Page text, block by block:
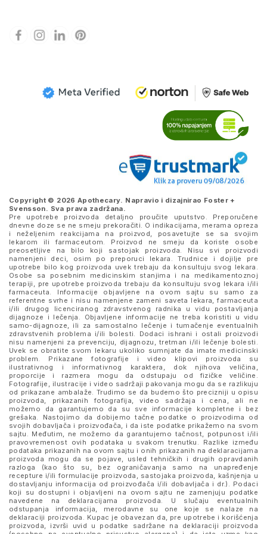
Copyright © 2026 Apothecary. Napravio i dizajnirao Foster +
Svensson. Sva prava zadržana.
Pre upotrebe proizvoda detaljno proučite uputstvo. Preporučene
dnevne doze se ne smeju prekoračiti. O indikacijama, merama opreza
i neželjenim reakcijama na proizvod, posavetujte se sa svojim
lekarom ili farmaceutom. Proizvod ne smeju da koriste osobe
preosetljive na bilo koji sastojak proizvoda. Nisu svi proizvodi
namenjeni deci, osim po preporuci lekara. Trudnice i dojilje pre
upotrebe bilo kog proizvoda uvek trebaju da konsultuju svog lekara.
Osobe sa posebnim medicinskim stanjima i na medikamentoznoj
terapiji, pre upotrebe proizvoda trebaju da konsultuju svog lekara i/ili
farmaceuta. Informacije objavljene na ovom sajtu su samo za
referentne svrhe i nisu namenjene zameni saveta lekara, farmaceuta
i/ili drugog licenciranog zdravstvenog radnika u vidu postavljanja
dijagnoze i lečenja. Objavljene informacije ne treba koristiti u vidu
samo-dijagnoze, ili za samostalno lečenje i tumačenje eventualnih
zdravstvenih problema i/ili bolesti. Dodaci ishrani i ostali proizvodi
nisu namenjeni za prevenciju, dijagnozu, tretman i/ili lečenje bolesti.
Uvek se obratite svom lekaru ukoliko sumnjate da imate medicinski
problem. Prikazane fotografije i video klipovi proizvoda su
ilustrativnog i informativnog karaktera, dok njihova veličina,
proporcije i razmera mogu da odstupaju od fizičke veličine.
Fotografije, ilustracije i video sadržaji pakovanja mogu da se razlikuju
od prikazane ambalaže. Trudimo se da budemo što precizniji u opisu
proizvoda, prikazanih fotografija, video sadržaja i cena, ali ne
možemo da garantujemo da su sve informacije kompletne i bez
grešaka. Nastojimo da dobijemo tačne podatke o proizvodima od
svojih dobavljača i proizvođača, i da iste podatke prikažemo na svom
sajtu. Međutim, ne možemo da garantujemo tačnost, potpunost i/ili
pravovremenost ovih podataka u svakom trenutku. Razlike između
podataka prikazanih na ovom sajtu i onih prikazanih na deklaracijama
proizvoda mogu da se pojave, usled tehničkih i drugih opravdanih
razloga (kao što su, bez ograničavanja samo na unapređenje
recepture i/ili formulacije proizvoda, sastojaka proizvoda, kašnjenja u
dostavljanju informacija od proizvođača i/ili dobavljača i dr.). Podaci
koji su dostupni i objavljeni na ovom sajtu ne zamenjuju podatke
navedene na deklaracijama proizvoda. U slučaju eventualnih
odstupanja informacija, merodavne su one koje se nalaze na
deklaraciji proizvoda. Kupac je obavezan da, pre upotrebe i korišćenja
proizvoda, izvrši uvid u podatke sadržane na deklaraciji proizvoda